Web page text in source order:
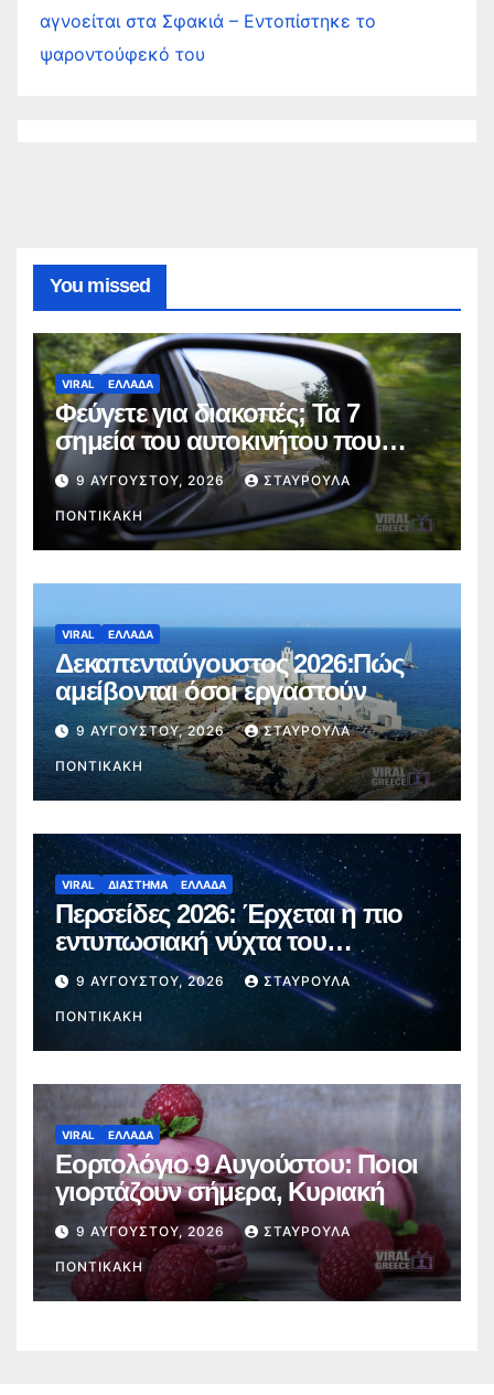
αγνοείται στα Σφακιά – Εντοπίστηκε το
ψαροντούφεκό του
You missed
VIRAL ΕΛΛΑΔΑ
Φεύγετε για διακοπές; Τα 7
σημεία του αυτοκινήτου που
πρέπει να ελέγξετε πριν από το
ταξίδι
9 ΑΥΓΟΎΣΤΟΥ, 2026 ΣΤΑΥΡΟΎΛΑ
ΠΟΝΤΙΚΆΚΗ
VIRAL ΕΛΛΑΔΑ
Δεκαπενταύγουστος 2026:Πώς
αμείβονται όσοι εργαστούν
9 ΑΥΓΟΎΣΤΟΥ, 2026 ΣΤΑΥΡΟΎΛΑ
ΠΟΝΤΙΚΆΚΗ
VIRAL ΔΙΑΣΤΗΜΑ ΕΛΛΑΔΑ
Περσείδες 2026: Έρχεται η πιο
εντυπωσιακή νύχτα του
καλοκαιριού – Πότε θα δούμε τα
«πεφταστέρια»
9 ΑΥΓΟΎΣΤΟΥ, 2026 ΣΤΑΥΡΟΎΛΑ
ΠΟΝΤΙΚΆΚΗ
VIRAL ΕΛΛΑΔΑ
Εορτολόγιο 9 Αυγούστου: Ποιοι
γιορτάζουν σήμερα, Κυριακή
9 ΑΥΓΟΎΣΤΟΥ, 2026 ΣΤΑΥΡΟΎΛΑ
ΠΟΝΤΙΚΆΚΗ